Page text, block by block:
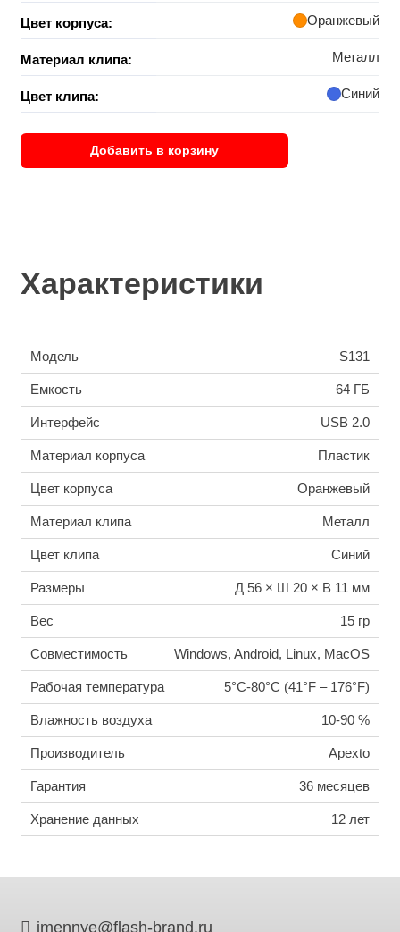
Цвет корпуса: Оранжевый
Материал клипа: Металл
Цвет клипа: Синий
Добавить в корзину
Характеристики
Модель S131
Емкость 64 ГБ
Интерфейс USB 2.0
Материал корпуса Пластик
Цвет корпуса Оранжевый
Материал клипа Металл
Цвет клипа Синий
Размеры Д 56 × Ш 20 × В 11 мм
Вес 15 гр
Совместимость Windows, Android, Linux, MacOS
Рабочая температура 5°C-80°C (41°F – 176°F)
Влажность воздуха 10-90 %
Производитель Apexto
Гарантия 36 месяцев
Хранение данных 12 лет
imennye@flash-brand.ru